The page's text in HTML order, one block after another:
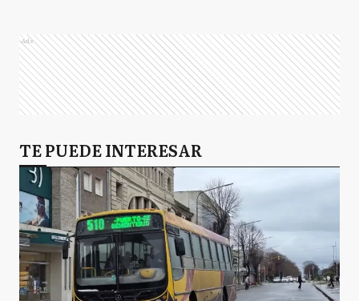
Ads
TE PUEDE INTERESAR